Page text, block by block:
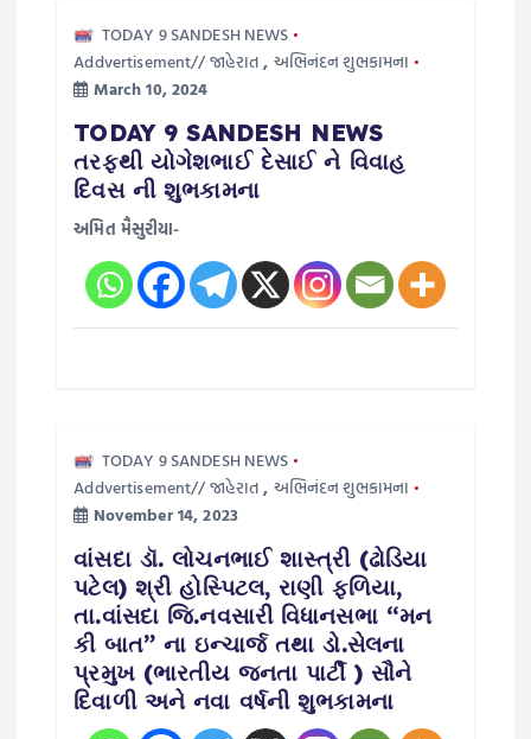
TODAY 9 SANDESH NEWS
Addvertisement// જાહેરાત, અભિનંદન શુભકામના
March 10, 2024
TODAY 9 SANDESH NEWS
તરફથી યોગેશભાઈ દેસાઈ ને વિવાહ
દિવસ ની શુભકામના
અમિત મૈસુરીયા-
TODAY 9 SANDESH NEWS
Addvertisement// જાહેરાત, અભિનંદન શુભકામના
November 14, 2023
વાંસદા ડૉ. લોચનભાઈ શાસ્ત્રી (ઢોડિયા
પટેલ) શ્રી હોસ્પિટલ, રાણી ફળિયા,
તા.વાંસદા જિ.નવસારી વિધાનસભા “મન
કી બાત” ના ઇન્ચાર્જ તથા ડો.સેલના
પ્રમુખ (ભારતીય જનતા પાર્ટી ) સૌને
દિવાળી અને નવા વર્ષની શુભકામના